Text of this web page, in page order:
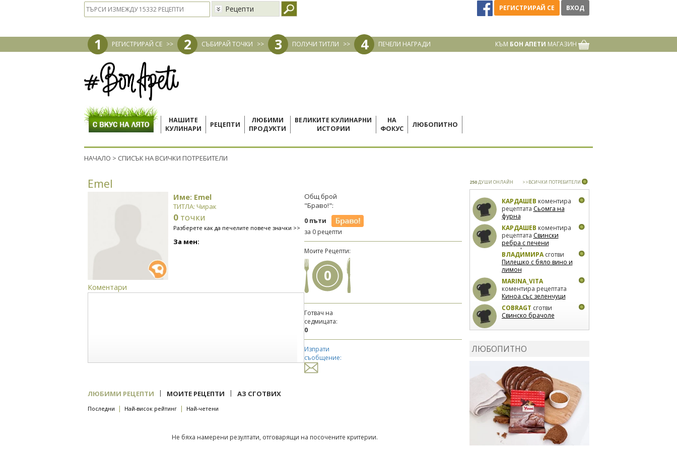
Рецепти РЕГИСТРИРАЙ СЕ ВХОД
1 РЕГИСТРИРАЙ СЕ >> 2 СЪБИРАЙ ТОЧКИ >> 3 ПОЛУЧИ ТИТЛИ >> 4 ПЕЧЕЛИ НАГРАДИ КЪМ БОН АПЕТИ МАГАЗИН
НАШИТЕ
КУЛИНАРИ
РЕЦЕПТИ
ЛЮБИМИ
ПРОДУКТИ
ВЕЛИКИТЕ КУЛИНАРНИ
ИСТОРИИ
НА
ФОКУС
ЛЮБОПИТНО
НАЧАЛО > СПИСЪК НА ВСИЧКИ ПОТРЕБИТЕЛИ
Emel
Име: Emel
ТИТЛА: Чирак
0 точки
Разберете как да печелите повече значки >>
За мен:
Коментари
Общ брой
"Браво!":
0 пъти
за 0 рецепти
Моите Рецепти:
0
Готвач на
седмицата:
0
Изпрати
съобщение:
ЛЮБИМИ РЕЦЕПТИ | МОИТЕ РЕЦЕПТИ | АЗ СГОТВИХ
Последни | Най-висок рейтинг | Най-четени
Не бяха намерени резултати, отговарящи на посочените критерии.
250ДУШИ ОНЛАЙН >>ВСИЧКИ ПОТРЕБИТЕЛИ
КАРДАШЕВ коментира
рецептата Сьомга на
фурна
КАРДАШЕВ коментира
рецептата Свински
ребра с печени
картофи
ВЛАДИМИРАсготви
Пилешко с бяло вино и
лимон
MARINA_VITA
коментира рецептата
Киноа със зеленчуци
COBRAGT сготви
Свинско брачоле
Фокача със синьо
сирене, лук и орехи
ЛЮБОПИТНО